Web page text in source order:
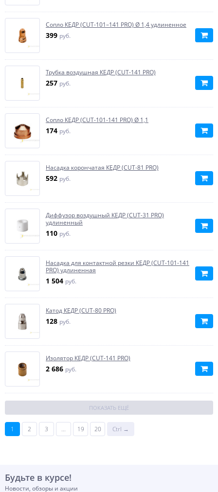
Сопло КЕДР (CUT-101–141 PRO) Ø 1,4 удлиненное
399 руб.
Трубка воздушная КЕДР (CUT-141 PRO)
257 руб.
Сопло КЕДР (CUT-101-141 PRO) Ø 1,1
174 руб.
Насадка корончатая КЕДР (CUT-81 PRO)
592 руб.
Диффузор воздушный КЕДР (CUT-31 PRO)
удлиненный
110 руб.
Насадка для контактной резки КЕДР (CUT-101-141
PRO) удлиненная
1 504 руб.
Катод КЕДР (CUT-80 PRO)
128 руб.
Изолятор КЕДР (CUT-141 PRO)
2 686 руб.
ПОКАЗАТЬ ЕЩЁ
1 2 3 ... 19 20 Ctrl →
Будьте в курсе!
Новости, обзоры и акции